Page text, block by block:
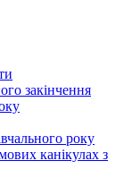
закінчення
року
канікулах з